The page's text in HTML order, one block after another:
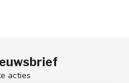
acties